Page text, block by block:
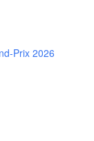
Prix 2026